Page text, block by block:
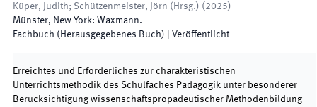
Küper, Judith; Schützenmeister, Jörn ( Hrsg.) ( 2025)
Münster, New York: Waxmann.
Fachbuch (Herausgegebenes Buch)
Veröffentlicht
Erreichtes und Erforderliches zur charakteristischen
Unterrichtsmethodik des Schulfaches Pädagogik unter besonderer
Berücksichtigung wissenschaftspropädeutischer Methodenbildung